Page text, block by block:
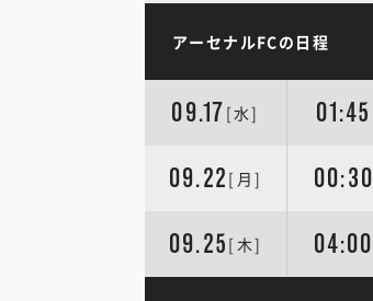
アーセナルFCの日程
09.17 [水] 01:45
09.22 [月] 00:30
09.25 [木] 04:00